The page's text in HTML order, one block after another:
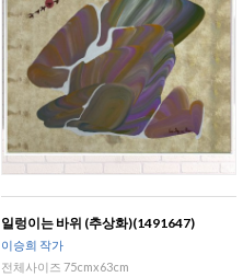
일렁이는 바위 (추상화)(1491647)
이승희 작가
전체사이즈 75cmx63cm